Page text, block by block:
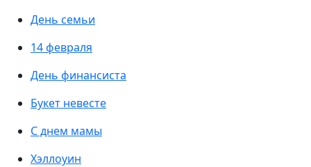
День семьи
14 февраля
День финансиста
Букет невесте
С днем мамы
Хэллоуин